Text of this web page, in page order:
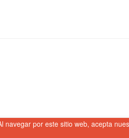
por este sitio web, acepta